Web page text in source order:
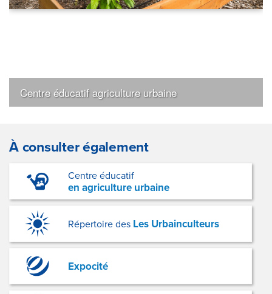
Centre éducatif agriculture urbaine
À consulter également
Centre éducatif
en agriculture urbaine
Répertoire des Les Urbainculteurs
Expocité